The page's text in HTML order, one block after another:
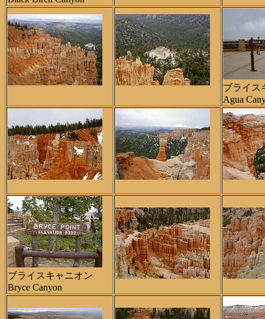
ブライス
Agua
ブライスキャニオン
Bryce Canyon